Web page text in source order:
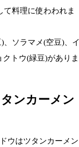
て料理に使わわれま
、ソラマメ(空豆)、
トウ(緑豆)がありま
ンカーメン
ウはツタンカーメン